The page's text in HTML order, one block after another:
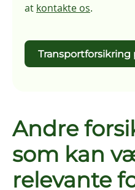
at kontakte os.
Andre
som kan
relevante